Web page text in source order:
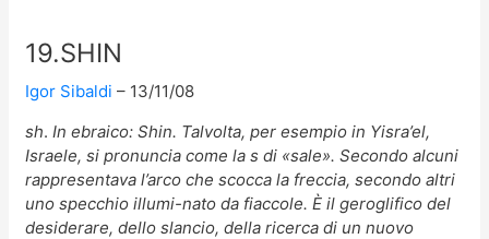
19.SHIN
Igor Sibaldi
13/11/08
sh.In ebraico:Shin. Talvolta, per esempio in Yisra’el,
Israele, si pronuncia come la s di «sale». Secondo alcuni
rappresentava l’arco che scocca la freccia, secondo altri
uno specchio illumi-nato da fiaccole. È il geroglifico del
desiderare, dello slancio, della ricerca di un nuovo